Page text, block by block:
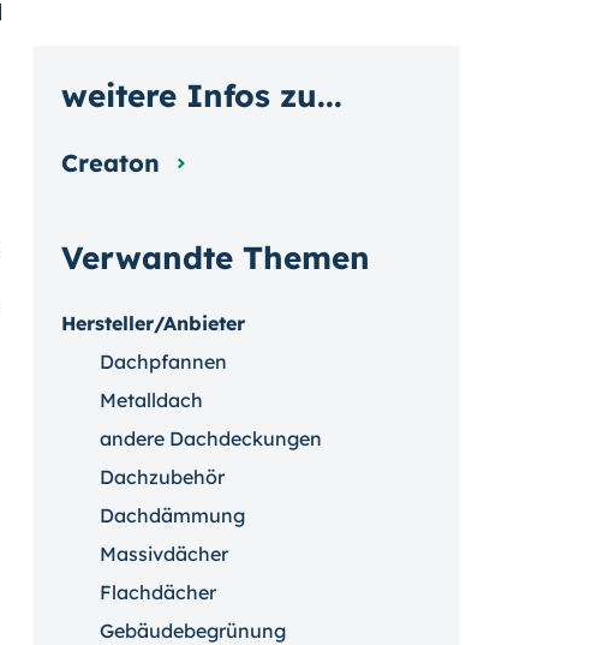
Verwandte Themen
Hersteller/Anbieter
Dachpfannen
Metalldach
andere Dachdeckungen
Dachzubehör
Dachdämmung
Massivdächer
Flachdächer
Gebäudebegrünung
weitere Infos zu...
Creaton